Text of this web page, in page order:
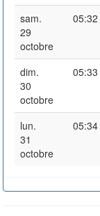
sam.
29
octobre
05:32
dim.
30
octobre
05:33
lun.
31
octobre
05:34